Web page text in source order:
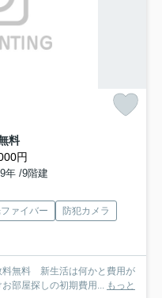
料
円
年 /9階建
ァイバー
防犯カメラ
料無料 新生活は何かと費用が
部屋探しの初期費用... もっと